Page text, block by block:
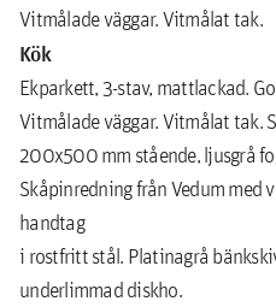
Vitmålade väggar. Vitmålat tak.
Kök
Ekparkett, 3-stav, mattlackad.
Vitmålade väggar. Vitmålat tak.
200x500 mm stående, ljusgrå
Skåpinredning från Vedum med
handtag
i rostfritt stål. Platinagrå
underlimmad diskho.